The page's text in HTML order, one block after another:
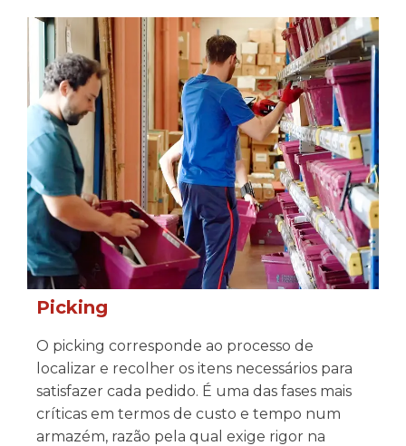
Picking
O picking corresponde ao processo de
localizar e recolher os itens necessários para
satisfazer cada pedido. É uma das fases mais
críticas em termos de custo e tempo num
armazém, razão pela qual exige rigor na